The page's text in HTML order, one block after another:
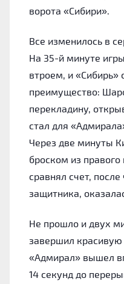
ворота «Сибири».
Все изменилось в
На 35-й минуте
втроем, и «Сибирь»
преимущество:
перекладину,
стал для
Через две минуты
броском из
сравнял счет,
защитника,
Не прошло и двух
завершил
«Адмирал» вышел
14 секунд до